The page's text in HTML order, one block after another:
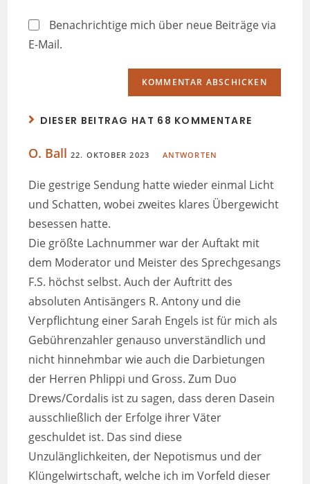
Benachrichtige mich über neue Beiträge via
E-Mail.
DIESER BEITRAG HAT 68 KOMMENTARE
O. Ball 22. OKTOBER 2023 ANTWORTEN
Die gestrige Sendung hatte wieder einmal Licht
und Schatten, wobei zweites klares Übergewicht
besessen hatte.
Die größte Lachnummer war der Auftakt mit
dem Moderator und Meister des Sprechgesangs
F.S. höchst selbst. Auch der Auftritt des
absoluten Antisängers R. Antony und die
Verpflichtung einer Sarah Engels ist für mich als
Gebührenzahler genauso unverständlich und
nicht hinnehmbar wie auch die Darbietungen
der Herren Phlippi und Gross. Zum Duo
Drews/Cordalis ist zu sagen, dass deren Dasein
ausschließlich der Erfolge ihrer Väter
geschuldet ist. Das sind diese
Unzulänglichkeiten, der Nepotismus und der
Klüngelwirtschaft, welche ich im Vorfeld dieser